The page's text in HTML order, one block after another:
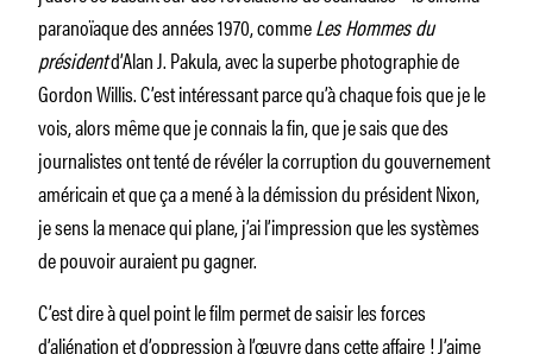
paranoïaque des années 1970, commeLes Hommes du
présidentd’Alan J. Pakula, avec la superbe photographie de
Gordon Willis. C’est intéressant parce qu’à chaque fois que je le
vois, alors même que je connais la fin, que je sais que des
journalistes ont tenté de révéler la corruption du gouvernement
américain et que ça a mené à la démission du président Nixon,
je sens la menace qui plane, j’ai l’impression que les systèmes
de pouvoir auraient pu gagner.
C’est dire à quel point le film permet de saisir les forces
d’aliénation et d’oppression à l’œuvre dans cette affaire ! J’aime